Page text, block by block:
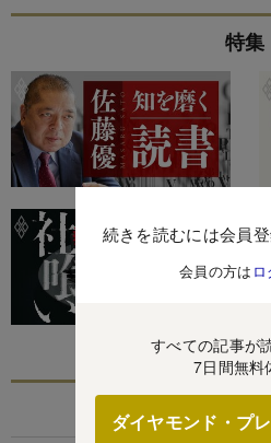
続きを読むには会員登
会員の方は
すべての記事が
7日間無料
ダイヤモンド・プ
特集
あなたにお